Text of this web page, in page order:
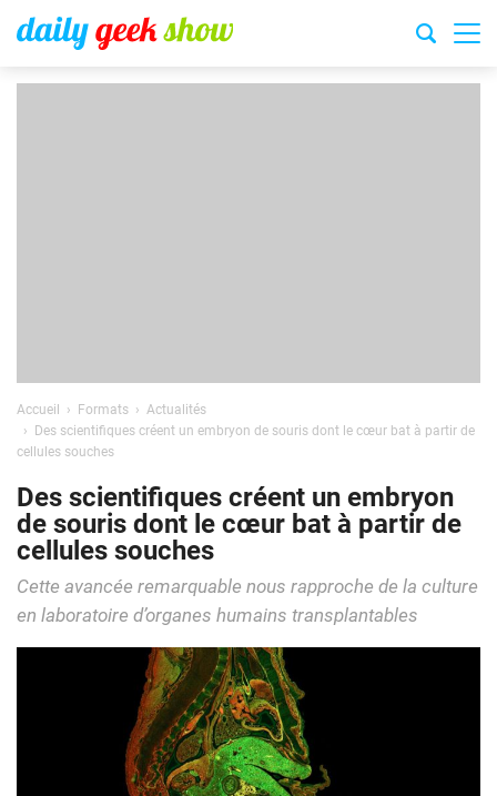
Accueil Formats
Actualités
Des scientifiques créent un embryon de souris dont le cœur bat à partir de
cellules souches
Des scientifiques créent un embryon
de souris dont le cœur bat à partir de
cellules souches
Cette avancée remarquable nous rapproche de la culture
en laboratoire d’organes humains transplantables